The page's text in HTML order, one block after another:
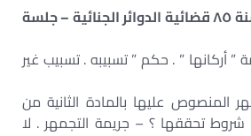
الطعن رقم ٩٥٢٥ لسنة ٨٥ قضائية الدوائر الجنائية – جلسة
” أركانها ” . حكم ” تسبيبه . تسبيب غير
المنصوص عليها بالمادة الثانية من
١٠ لسنة ١٩١٤ . شروط تحققها ؟ – جريمة التجمهر . لا